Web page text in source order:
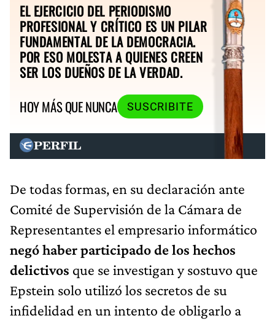
EL EJERCICIO DEL PERIODISMO
PROFESIONAL Y CRÍTICO ES UN PILAR
FUNDAMENTAL DE LA DEMOCRACIA.
POR ESO MOLESTA A QUIENES CREEN
SER LOS DUEÑOS DE LA VERDAD.
HOY MÁS QUE NUNCA
SUSCRIBITE
De todas formas, en su declaración ante
Comité de Supervisión de la Cámara de
Representantes el empresario informático
negó haber participado de los hechos
delictivos que se investigan y sostuvo que
Epstein solo utilizó los secretos de su
infidelidad en un intento de obligarlo a